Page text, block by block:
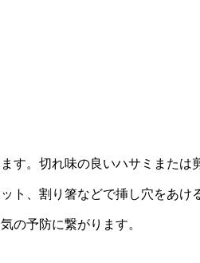
す。切れ味の良いハサミまたは
ト、割り箸などで挿し穴をあけ
の予防に繋がります。